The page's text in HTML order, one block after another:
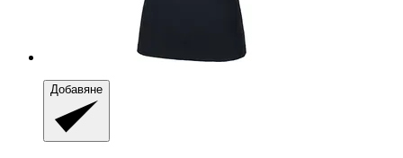
Добавяне